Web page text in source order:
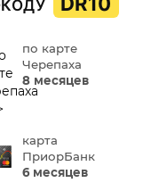
по карте
Черепаха
8 месяцев
карта
ПриорБанк
6 месяцев